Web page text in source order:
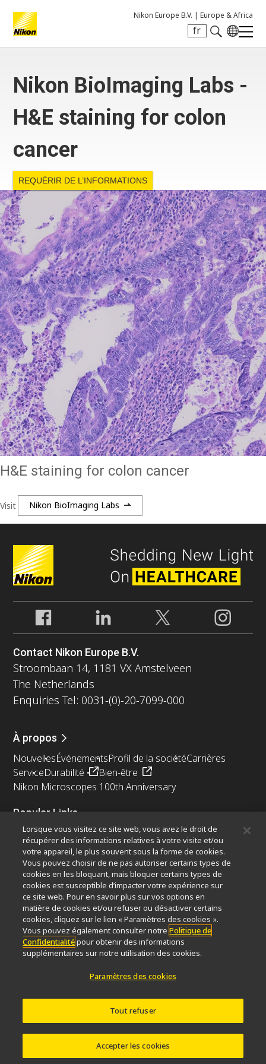
Nikon Europe B.V. | Europe & Africa
fr
Nikon BioImaging Labs -
H&E staining for colon
cancer
REQUÉRIR DE L’INFORMATIONS
H&E staining for colon cancer
Visit Nikon BioImaging Labs
Contact Nikon Europe B.V.
Stroombaan 14, 1181 VX Amstelveen
The Netherlands
Enquiries Tel: 0031-(0)-20-7099-000
À propos
NouvellesÉvénementsProfil de la sociétéCarrières
ServiceDurabilité
Bien-être
Nikon Microscopes 100th Anniversary
Popular Links
Dernières nouvelles et actualitésSélecteur d’objectifs
Resolution CalculatorPubScopeOEM
Nikon Small World
MicroscopyU
Autres Produits Nikon
Produits d'imagerie
Microscopie industrielle et métrologie
Systèmes de lithographie à semi-conducteurs
Systèmes de lithographie à FPD
Plan du siteConfidentialité
Lorsque vous visitez ce site web, vous avez le droit de
récupérer des informations relatives à votre visite et/ou
votre appareil, le plus souvent sous la forme de cookies.
Vous pouvez choisir de ne pas autoriser certains types de
cookies en les bloquant, mais bloquer certains types de
cookies est susceptible d’impacter votre expérience sur
ce site web. Pour en savoir plus sur vos options en
matière de cookies et/ou refuser ou désactiver certains
cookies, cliquez sur le lien « Paramètres des cookies ».
Vous pouvez également consulter notrePolitique de
Confidentialitépour obtenir des informations
supplémentaires sur notre utilisation des cookies.
Paramètres des cookies
Tout refuser
Accepter les cookies